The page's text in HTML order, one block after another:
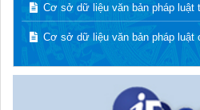
Cơ sở dữ liệu văn bản pháp luật
Cơ sở dữ liệu văn bản pháp luật